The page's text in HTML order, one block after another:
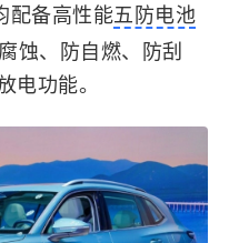
配备高性能五防电池
蚀、防自燃、防刮
电功能。